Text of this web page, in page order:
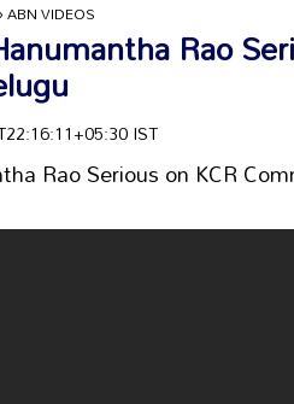
ABN VIDEOS
Rao
IST
Rao Serious on KCR